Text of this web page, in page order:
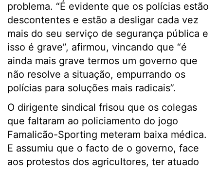
problema. “É evidente que os polícias estão
descontentes e estão a desligar cada vez
mais do seu serviço de segurança pública e
isso é grave”, afirmou, vincando que “é
ainda mais grave termos um governo que
não resolve a situação, empurrando os
polícias para soluções mais radicais”.
O dirigente sindical frisou que os colegas
que faltaram ao policiamento do jogo
Famalicão-Sporting meteram baixa médica.
E assumiu que o facto de o governo, face
aos protestos dos agricultores, ter atuado